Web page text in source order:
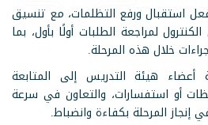
استقبال ورفع التظلمات، مع تنسيق
لمراجعة الطلبات أولًا بأول، بما
خلال هذه المرحلة.
أعضاء هيئة التدريس إلى المتابعة
أو استفسارات، والتعاون في سرعة
المرحلة بكفاءة وانضباط.